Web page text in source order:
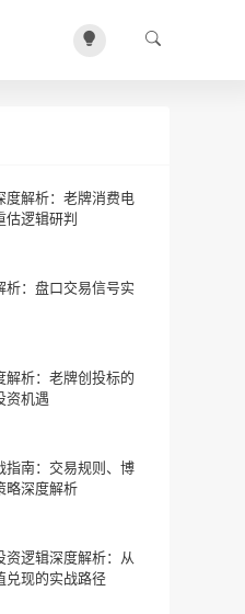
度解析：老牌消费电
估逻辑研判
析：盘口交易信号实
解析：老牌创投标的
资机遇
指南：交易规则、博
略深度解析
资逻辑深度解析：从
兑现的实战路径